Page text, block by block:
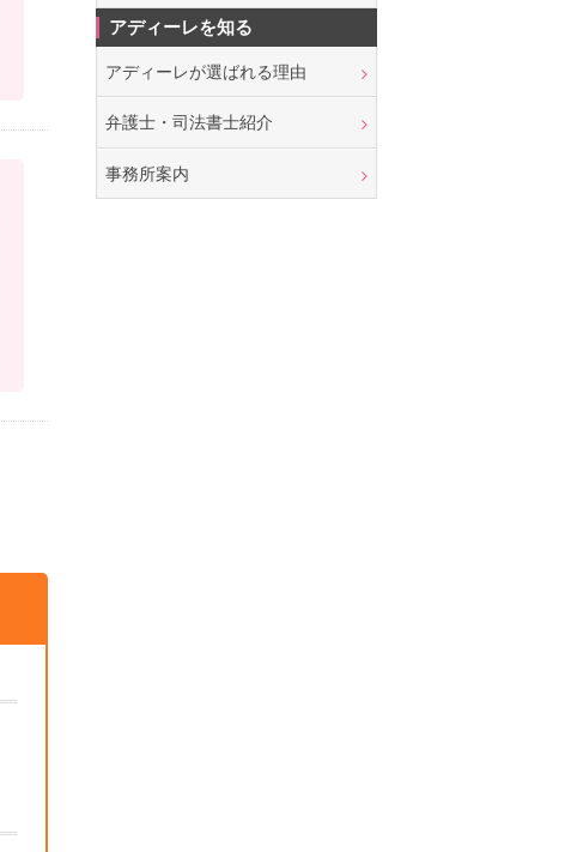
アディーレを知る
アディーレが選ばれる理由
弁護士・司法書士紹介
事務所案内